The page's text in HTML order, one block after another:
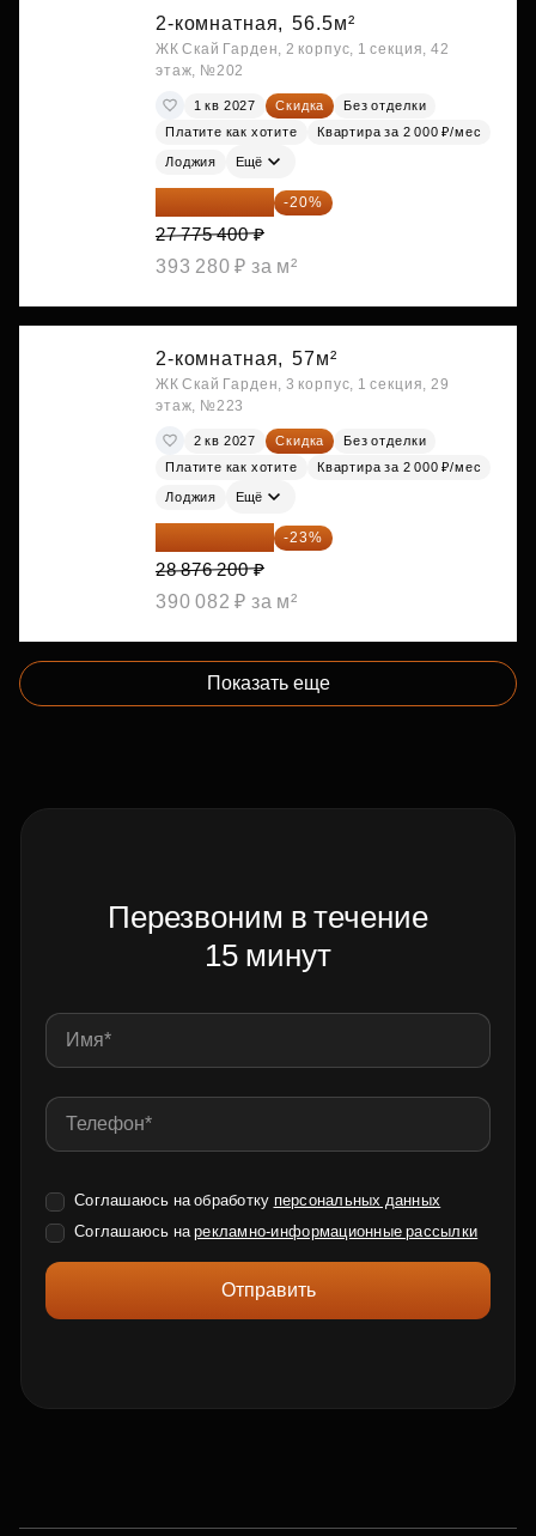
2-комнатная, 56.5м²
ЖК Скай Гарден, 2 корпус, 1 секция, 42
этаж, №202
1 кв 2027 Скидка
Без отделки
Платите как хотите
Квартира за 2 000 ₽/мес
Лоджия Ещё
22 220 320 ₽ -20%
27 775 400 ₽
393 280 ₽ за м²
2-комнатная, 57м²
ЖК Скай Гарден, 3 корпус, 1 секция, 29
этаж, №223
2 кв 2027 Скидка
Без отделки
Платите как хотите
Квартира за 2 000 ₽/мес
Лоджия Ещё
22 234 674 ₽ -23%
28 876 200 ₽
390 082 ₽ за м²
Показать еще
Перезвоним в течение
15 минут
Соглашаюсь на обработку персональных данных
Соглашаюсь нарекламно-информационные рассылки
Отправить